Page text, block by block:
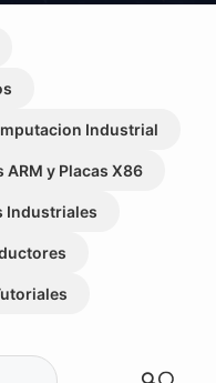
Industrial
ARM y Placas X86
Industriales